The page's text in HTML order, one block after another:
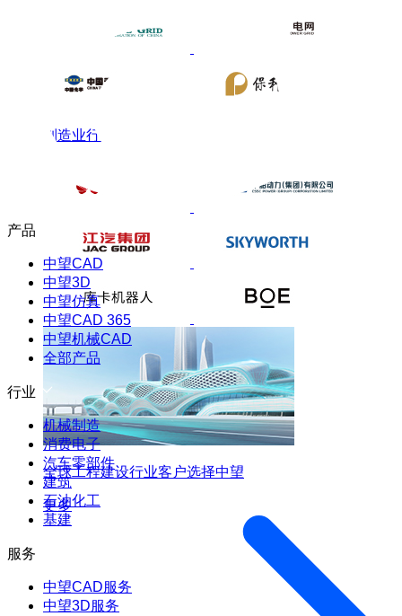
制造业行业
全球工程建设行业客户选择中望
更多
产品
中望CAD
中望3D
中望仿真
中望CAD 365
中望机械CAD
全部产品
行业
机械制造
消费电子
汽车零部件
建筑
石油化工
基建
服务
中望CAD服务
中望3D服务